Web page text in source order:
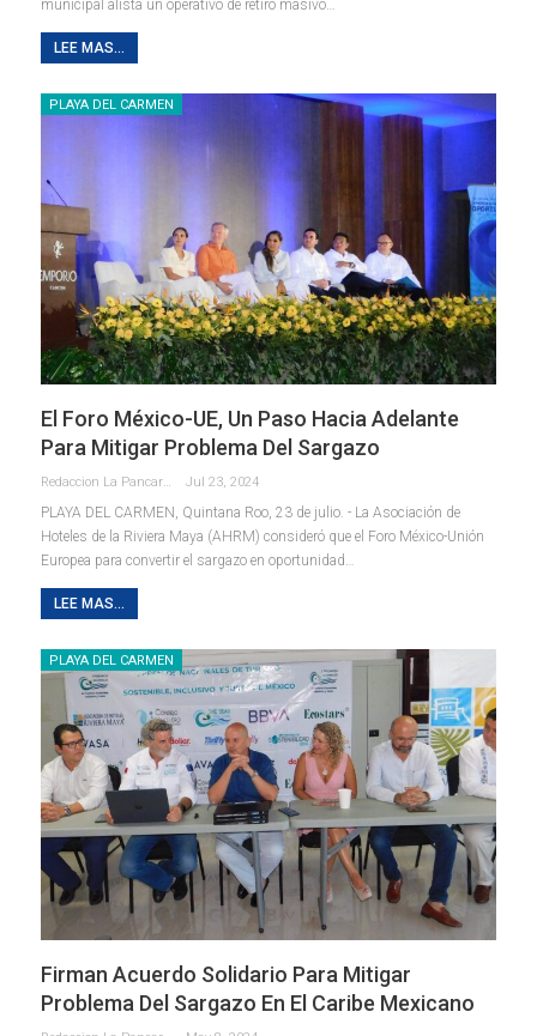
municipal alista un operativo de retiro masivo
LEE MAS...
PLAYA DEL CARMEN
El Foro México-UE, Un Paso Hacia Adelante
Para Mitigar Problema Del Sargazo
Redaccion La Pancarta De Quintana Roo Jul 23, 2024
PLAYA DEL CARMEN, Quintana Roo, 23 de julio. - La Asociación de
Hoteles de la Riviera Maya (AHRM) consideró que el Foro México-Unión
Europea para convertir el sargazo en oportunidad
LEE MAS...
PLAYA DEL CARMEN
Firman Acuerdo Solidario Para Mitigar
Problema Del Sargazo En El Caribe Mexicano